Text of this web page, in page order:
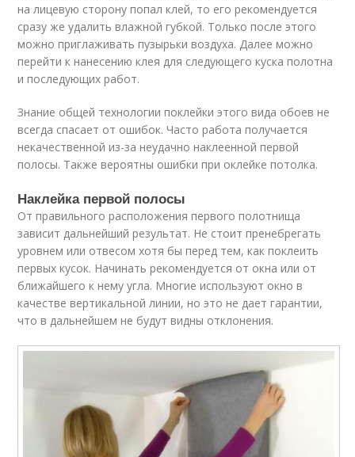
на лицевую сторону попал клей, то его рекомендуется
сразу же удалить влажной губкой. Только после этого
можно приглаживать пузырьки воздуха. Далее можно
перейти к нанесению клея для следующего куска полотна
и последующих работ.
Знание общей технологии поклейки этого вида обоев не
всегда спасает от ошибок. Часто работа получается
некачественной из-за неудачно наклеенной первой
полосы. Также вероятны ошибки при оклейке потолка.
Наклейка первой полосы
От правильного расположения первого полотнища
зависит дальнейший результат. Не стоит пренебрегать
уровнем или отвесом хотя бы перед тем, как поклеить
первых кусок. Начинать рекомендуется от окна или от
ближайшего к нему угла. Многие используют окно в
качестве вертикальной линии, но это не дает гарантии,
что в дальнейшем не будут видны отклонения.